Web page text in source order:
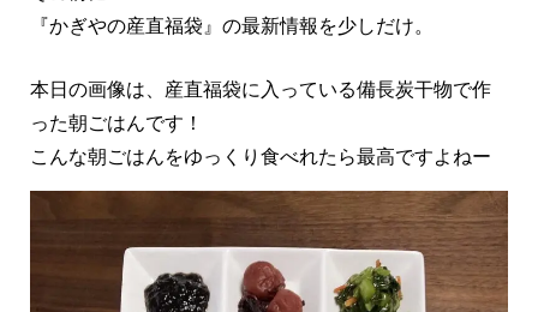
『かぎやの産直福袋』の最新情報を少しだけ。
本日の画像は、産直福袋に入っている備長炭干物で作
った朝ごはんです！
こんな朝ごはんをゆっくり食べれたら最高ですよねー